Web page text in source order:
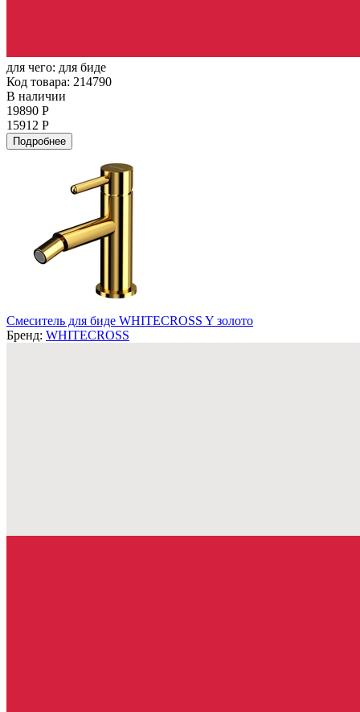
для чего: для биде
Код товара: 214790
В наличии
19890 Р
15912 Р
Подробнее
Смеситель для биде WHITECROSS Y золото
Бренд: WHITECROSS